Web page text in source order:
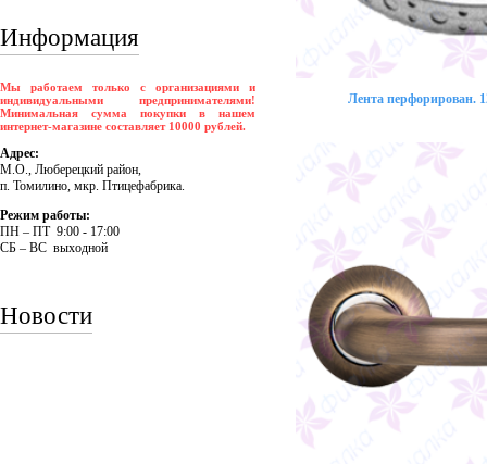
Информация
Мы работаем только с организациями и
индивидуальными предпринимателями!
Минимальная сумма покупки в нашем
интернет-магазине составляет 10000 рублей.
Адрес:
М.О., Люберецкий район,
п. Томилино, мкр. Птицефабрика.
Режим работы:
ПH – ПT 9:00 - 17:00
CБ – BC выходной
Новости
Лента перфорирован.